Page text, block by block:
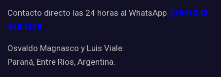
Contacto directo las 24 horas al WhatsApp (+54) 343
4384338
Osvaldo Magnasco y Luis Viale.
Paraná, Entre Ríos, Argentina.